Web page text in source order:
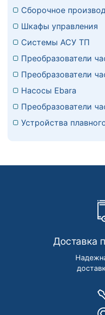
Сборочное
Шкафы управления
Системы АСУ ТП
Преобразователи
Преобразователи
Насосы Ebara
Преобразователи
Устройства
Доставка